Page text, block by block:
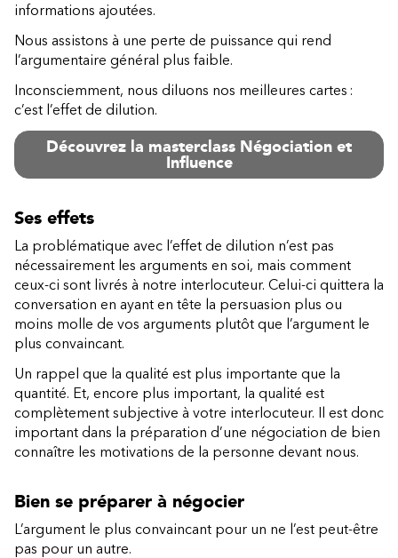
informations ajoutées.
Nous assistons à une perte de puissance qui rend
l’argumentaire général plus faible.
Inconsciemment, nous diluons nos meilleures cartes :
c’est l’effet de dilution.
Découvrez la masterclass Négociation et
Influence
Ses effets
La problématique avec l’effet de dilution n’est pas
nécessairement les arguments en soi, mais comment
ceux-ci sont livrés à notre interlocuteur. Celui-ci quittera la
conversation en ayant en tête la persuasion plus ou
moins molle de vos arguments plutôt que l’argument le
plus convaincant.
Un rappel que la qualité est plus importante que la
quantité. Et, encore plus important, la qualité est
complètement subjective à votre interlocuteur. Il est donc
important dans la préparation d’une négociation de bien
connaître les motivations de la personne devant nous.
Bien se préparer à négocier
L’argument le plus convaincant pour un ne l’est peut-être
pas pour un autre.